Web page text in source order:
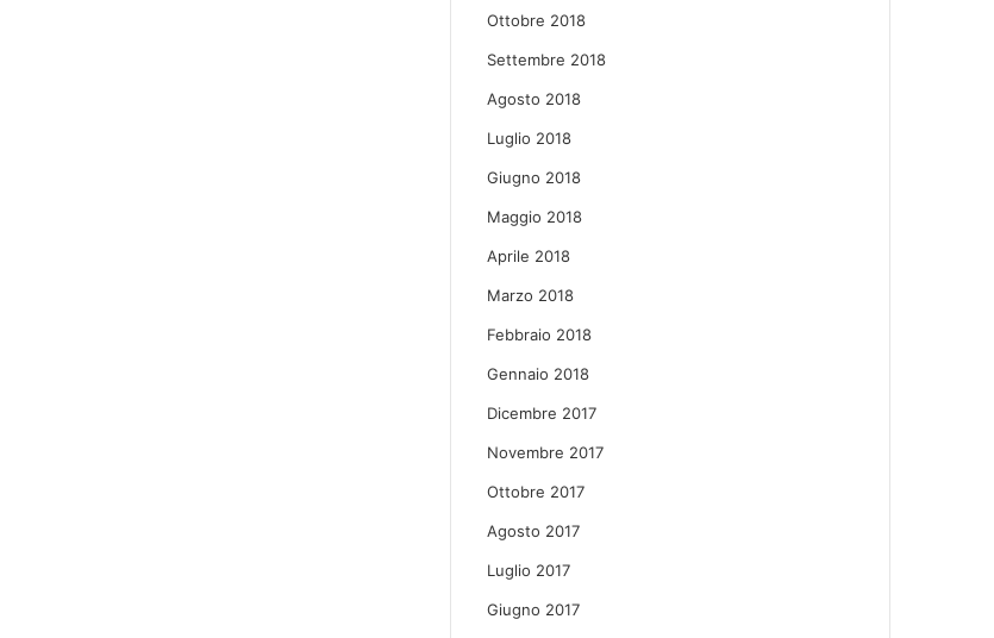
Ottobre 2018
Settembre 2018
Agosto 2018
Luglio 2018
Giugno 2018
Maggio 2018
Aprile 2018
Marzo 2018
Febbraio 2018
Gennaio 2018
Dicembre 2017
Novembre 2017
Ottobre 2017
Agosto 2017
Luglio 2017
Giugno 2017